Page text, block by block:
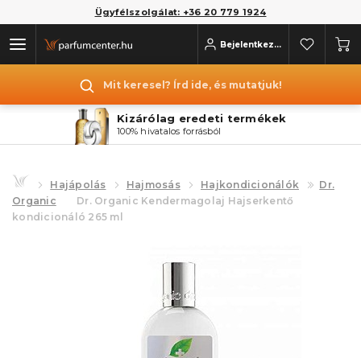
Ügyfélszolgálat: +36 20 779 1924
Bejelentkezés
Mit keresel? Írd ide, és mutatjuk!
Kizárólag eredeti termékek
100% hivatalos forrásból
Hajápolás Hajmosás Hajkondicionálók
Dr.
Organic
Dr. Organic Kendermagolaj Hajserkentő
kondicionáló 265 ml